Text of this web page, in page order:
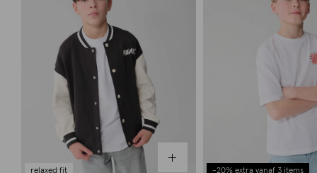
relaxed fit -20% extra vanaf 3 items